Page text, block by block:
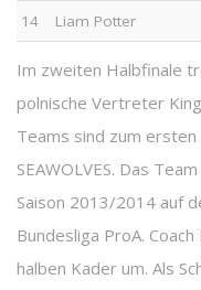
14 Liam Potter
Im zweiten Halbfinale
polnische Vertreter
Teams sind zum ersten
SEAWOLVES. Das
Saison 2013/2014 auf
Bundesliga ProA.
halben Kader um. Als